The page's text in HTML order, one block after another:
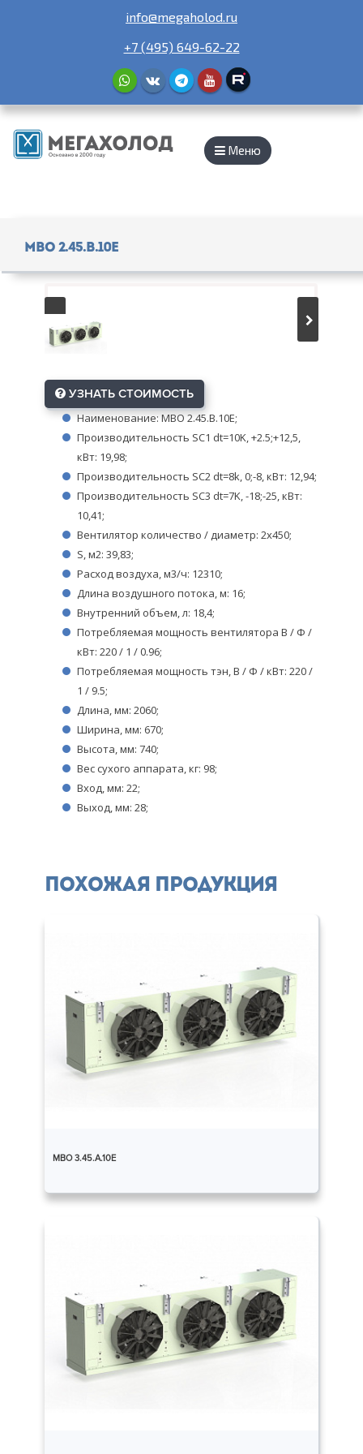
info@megaholod.ru
+7 (495) 649-62-22
Меню
МВО 2.45.B.10E
УЗНАТЬ СТОИМОСТЬ
Наименование: МВО 2.45.B.10E;
Производительность SC1 dt=10K, +2.5;+12,5,
кВт: 19,98;
Производительность SC2 dt=8k, 0;-8, кВт: 12,94;
Производительность SC3 dt=7K, -18;-25, кВт:
10,41;
Вентилятор количество / диаметр: 2х450;
S, м2: 39,83;
Расход воздуха, м3/ч: 12310;
Длина воздушного потока, м: 16;
Внутренний объем, л: 18,4;
Потребляемая мощность вентилятора В / Ф /
кВт: 220 / 1 / 0.96;
Потребляемая мощность тэн, В / Ф / кВт: 220 /
1 / 9.5;
Длина, мм: 2060;
Ширина, мм: 670;
Высота, мм: 740;
Вес сухого аппарата, кг: 98;
Вход, мм: 22;
Выход, мм: 28;
Похожая продукция
МВО 3.45.А.10Е